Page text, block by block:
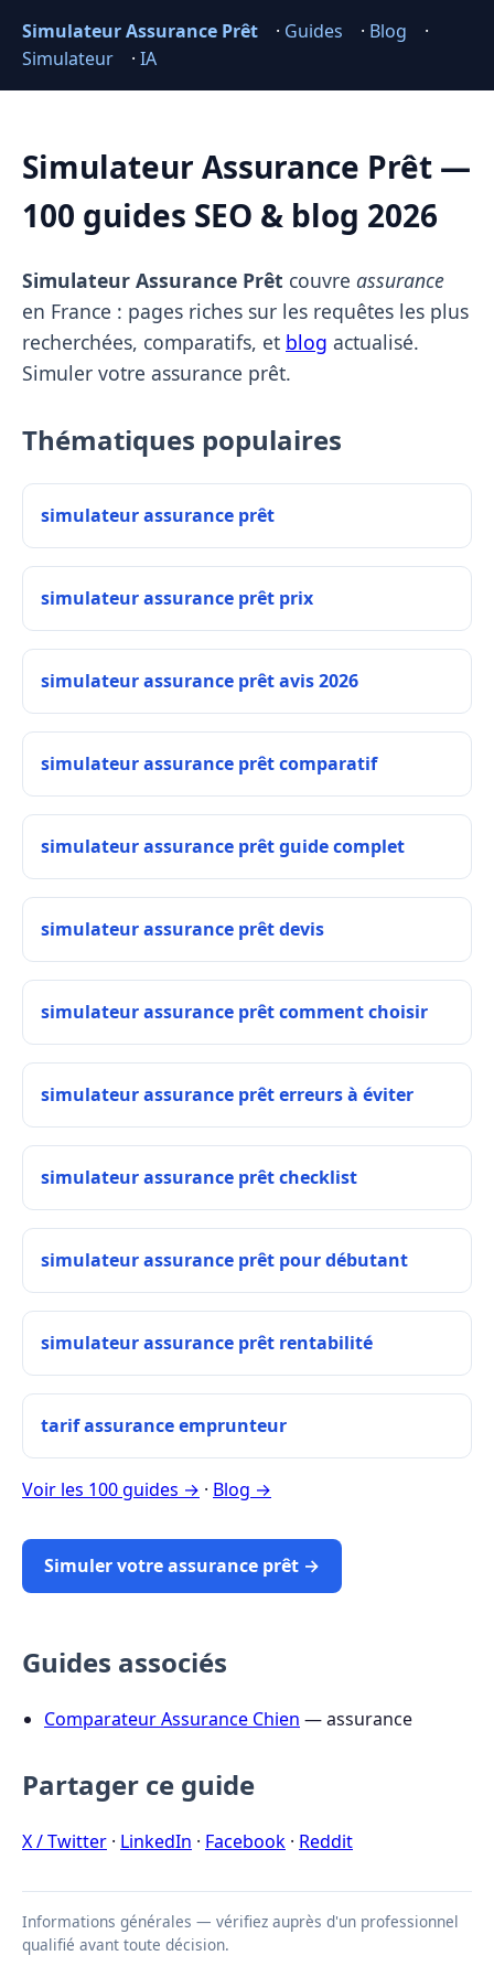
Simulateur Assurance Prêt · Guides · Blog
·
Simulateur
· IA
Simulateur Assurance Prêt —
100 guides SEO & blog 2026
Simulateur Assurance Prêt couvre assurance
en France : pages riches sur les requêtes les plus
recherchées, comparatifs, et blog actualisé.
Simuler votre assurance prêt.
Thématiques populaires
simulateur assurance prêt
simulateur assurance prêt prix
simulateur assurance prêt avis 2026
simulateur assurance prêt comparatif
simulateur assurance prêt guide complet
simulateur assurance prêt devis
simulateur assurance prêt comment choisir
simulateur assurance prêt erreurs à éviter
simulateur assurance prêt checklist
simulateur assurance prêt pour débutant
simulateur assurance prêt rentabilité
tarif assurance emprunteur
Voir les 100 guides → · Blog →
Simuler votre assurance prêt →
Guides associés
Comparateur Assurance Chien — assurance
Partager ce guide
X / Twitter · LinkedIn · Facebook · Reddit
Informations générales — vérifiez auprès d'un professionnel
qualifié avant toute décision.